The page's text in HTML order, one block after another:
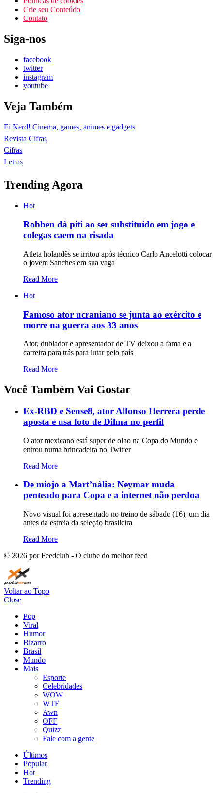
Crie seu Conteúdo
Contato
Siga-nos
facebook
twitter
instagram
youtube
Veja Também
Ei Nerd! Cinema, games, animes e gadgets
Revista Cifras
Cifras
Letras
Trending Agora
Hot
Robben dá piti ao ser substituído em jogo e
colegas caem na risada
Atleta holandês se irritou após técnico Carlo Ancelotti colocar
o jovem Sanches em sua vaga
Read More
Hot
Famoso ator ucraniano se junta ao exército e
morre na guerra aos 33 anos
Ator, dublador e apresentador de TV deixou a fama e a
carreira para trás para lutar pelo país
Read More
Você Também Vai Gostar
Ex-RBD e Sense8, ator Alfonso Herrera perde
aposta e usa foto de Dilma no perfil
O ator mexicano está super de olho na Copa do Mundo e
entrou numa brincadeira no Twitter
Read More
De miojo a Mart’nália: Neymar muda
penteado para Copa e a internet não perdoa
Novo visual foi apresentado no treino de sábado (16), um dia
antes da estreia da seleção brasileira
Read More
© 2026 por Feedclub - O clube do melhor feed
Voltar ao Topo
Close
Pop
Viral
Humor
Bizarro
Brasil
Mundo
Mais
Esporte
Celebridades
WOW
WTF
Awn
OFF
Quizz
Fale com a gente
Últimos
Popular
Hot
Trending